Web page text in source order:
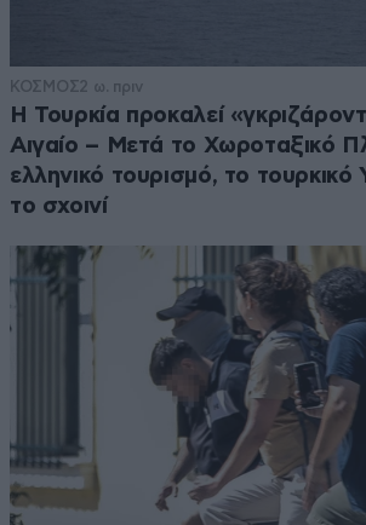
ΚΟΣΜΟΣ2 ω. πριν
Η Τουρκία προκαλεί
Αιγαίο – Μετά το Χωροταξικό
ελληνικό τουρισμό, το
το σχοινί